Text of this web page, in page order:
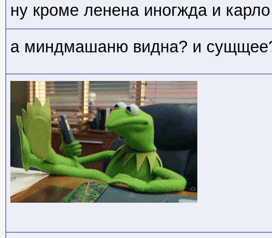
ну кроме ленена иногжда и
а миндмашаню видна? и